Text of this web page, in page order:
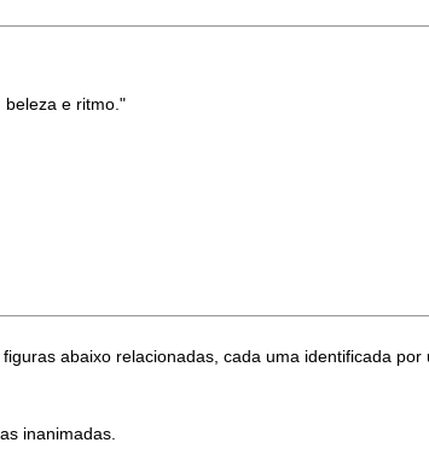
beleza e ritmo."
abaixo relacionadas, cada uma identificada
inanimadas.